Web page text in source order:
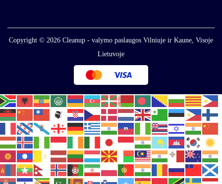
Copyright © 2026 Cleanup - valymo paslaugos Vilniuje ir Kaune, Visoje
Lietuvoje